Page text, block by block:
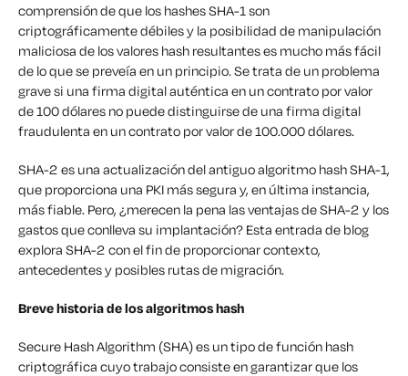
comprensión de que los hashes SHA-1 son
criptográficamente débiles y la posibilidad de manipulación
maliciosa de los valores hash resultantes es mucho más fácil
de lo que se preveía en un principio. Se trata de un problema
grave si una firma digital auténtica en un contrato por valor
de 100 dólares no puede distinguirse de una firma digital
fraudulenta en un contrato por valor de 100.000 dólares.
SHA-2 es una actualización del antiguo algoritmo hash SHA-1,
que proporciona una PKI más segura y, en última instancia,
más fiable. Pero, ¿merecen la pena las ventajas de SHA-2 y los
gastos que conlleva su implantación? Esta entrada de blog
explora SHA-2 con el fin de proporcionar contexto,
antecedentes y posibles rutas de migración.
Breve historia de los algoritmos hash
Secure Hash Algorithm (SHA) es un tipo de función hash
criptográfica cuyo trabajo consiste en garantizar que los